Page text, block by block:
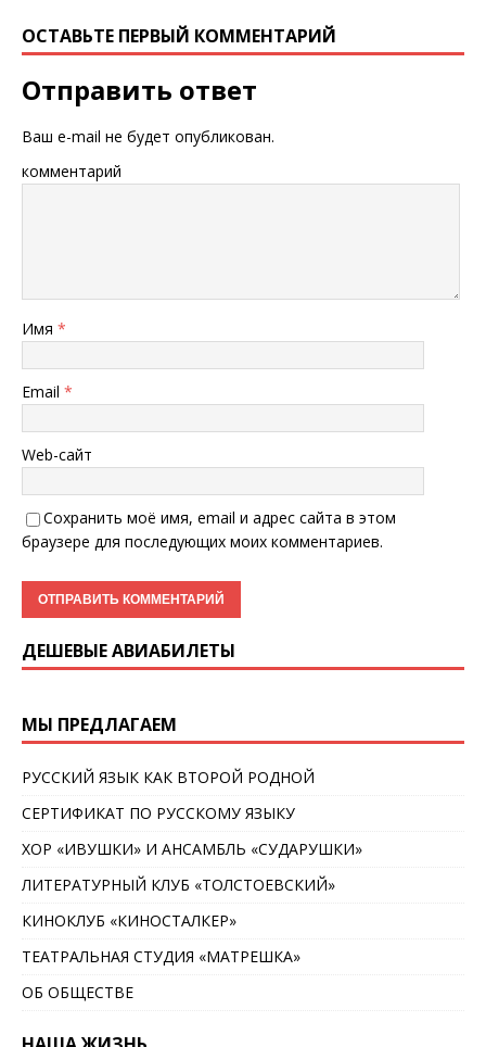
ОСТАВЬТЕ ПЕРВЫЙ КОММЕНТАРИЙ
Отправить ответ
Ваш e-mail не будет опубликован.
комментарий
Имя *
Email *
Web-сайт
Сохранить моё имя, email и адрес сайта в этом
браузере для последующих моих комментариев.
ДЕШЕВЫЕ АВИАБИЛЕТЫ
МЫ ПРЕДЛАГАЕМ
РУССКИЙ ЯЗЫК КАК ВТОРОЙ РОДНОЙ
СЕРТИФИКАТ ПО РУССКОМУ ЯЗЫКУ
ХОР «ИВУШКИ» И АНСАМБЛЬ «СУДАРУШКИ»
ЛИТЕРАТУРНЫЙ КЛУБ «ТОЛСТОЕВСКИЙ»
КИНОКЛУБ «КИНОСТАЛКЕР»
ТЕАТРАЛЬНАЯ СТУДИЯ «МАТРЕШКА»
ОБ ОБЩЕСТВЕ